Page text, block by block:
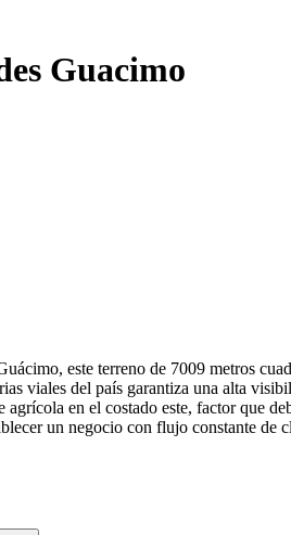
Guacimo
este terreno de 7009 metros
viales del país garantiza una alta
en el costado este, factor que
un negocio con flujo constante